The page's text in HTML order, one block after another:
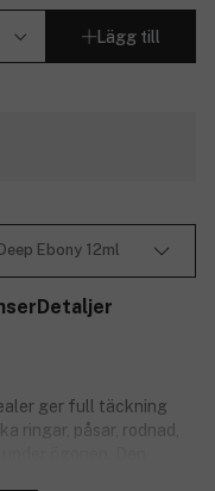
Lägg till
Ebony 12ml
Detaljer
ger full täckning
ringar, påsar, rodnad,